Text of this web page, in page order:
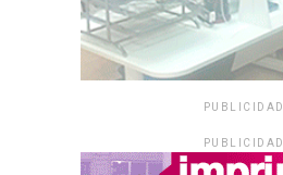
PUBLICIDAD
PUBLICIDAD